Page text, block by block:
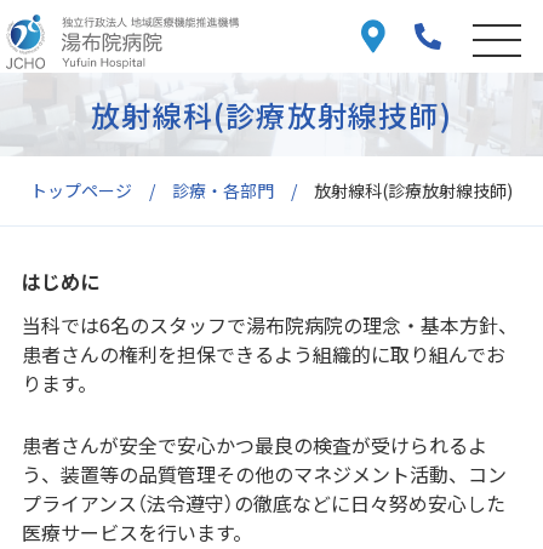
トップページ 診療・各部門 放射線科(診療放射線技師)
放射線科(診療放射線技師)
はじめに
当科では6名のスタッフで湯布院病院の理念・基本方針、
患者さんの権利を担保できるよう組織的に取り組んでお
ります。
患者さんが安全で安心かつ最良の検査が受けられるよ
う、装置等の品質管理その他のマネジメント活動、コン
プライアンス（法令遵守）の徹底などに日々努め安心した
医療サービスを行います。